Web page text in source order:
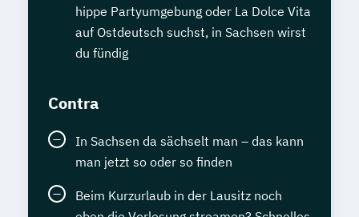
hippe Partyumgebung oder La Dolce Vita
auf Ostdeutsch suchst, in Sachsen wirst
du fündig
Contra
In Sachsen da sächselt man – das kann
man jetzt so oder so finden
Beim Kurzurlaub in der Lausitz noch